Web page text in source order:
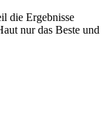
die Ergebnisse
nur das Beste und